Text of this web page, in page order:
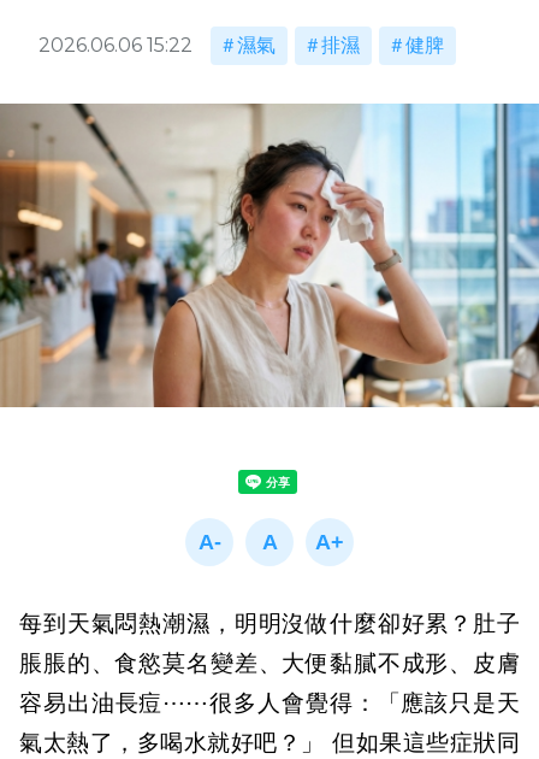
2026.06.06 15:22 濕氣 排濕 健脾
每到天氣悶熱潮濕，明明沒做什麼卻好累？肚子
脹脹的、食慾莫名變差、大便黏膩不成形、皮膚
容易出油長痘⋯⋯很多人會覺得：「應該只是天
氣太熱了，多喝水就好吧？」 但如果這些症狀同